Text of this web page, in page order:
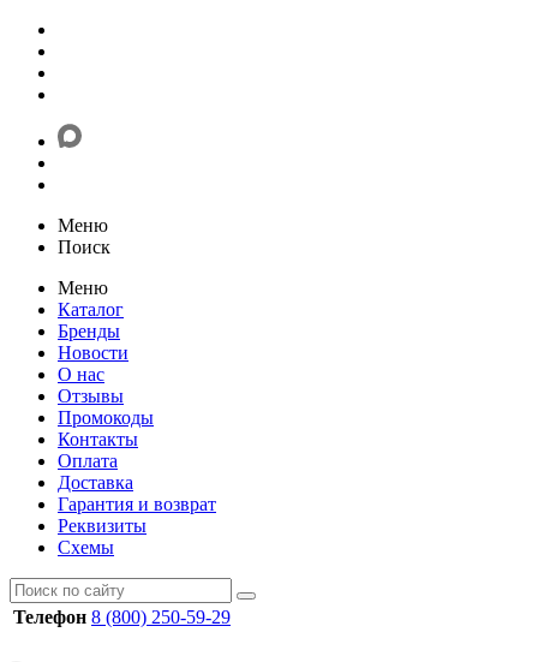
Меню
Поиск
Меню
Каталог
Бренды
Новости
О нас
Отзывы
Промокоды
Контакты
Оплата
Доставка
Гарантия и возврат
Реквизиты
Схемы
Телефон 8 (800) 250-59-29